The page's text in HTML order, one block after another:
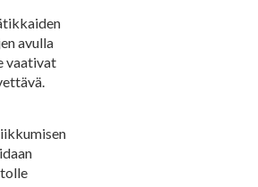
avulla
vaativat